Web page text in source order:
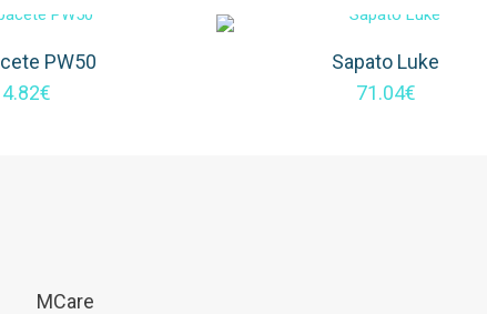
PW50
4.82€
Sapato Luke
71.04€
MCare